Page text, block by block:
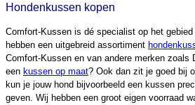
Hondenkussen kopen
Comfort-Kussen is dé specialist op het
hebben een uitgebreid assortiment
Comfort-Kussen en van andere merken zoals
een kussen op maat? Ook dan zit je goed bij
kun je jouw hond bijvoorbeeld een kussen
geven. Wij hebben een groot eigen voorraad